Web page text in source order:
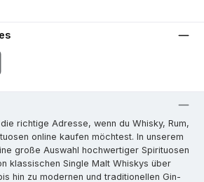
richtige Adresse, wenn du Whisky, Rum,
online kaufen möchtest. In unserem
große Auswahl hochwertiger Spirituosen
klassischen Single Malt Whiskys über
hin zu modernen und traditionellen Gin-